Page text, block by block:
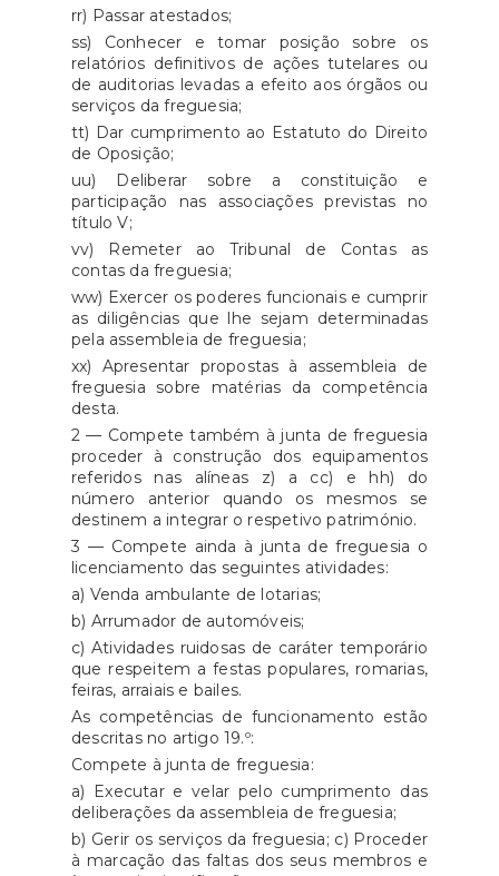
rr) Passar atestados;
ss) Conhecer e tomar posição sobre os
relatórios definitivos de ações tutelares ou
de auditorias levadas a efeito aos órgãos ou
serviços da freguesia;
tt) Dar cumprimento ao Estatuto do Direito
de Oposição;
uu) Deliberar sobre a constituição e
participação nas associações previstas no
título V;
vv) Remeter ao Tribunal de Contas as
contas da freguesia;
ww) Exercer os poderes funcionais e cumprir
as diligências que lhe sejam determinadas
pela assembleia de freguesia;
xx) Apresentar propostas à assembleia de
freguesia sobre matérias da competência
desta.
2 — Compete também à junta de freguesia
proceder à construção dos equipamentos
referidos nas alíneas z) a cc) e hh) do
número anterior quando os mesmos se
destinem a integrar o respetivo património.
3 — Compete ainda à junta de freguesia o
licenciamento das seguintes atividades:
a) Venda ambulante de lotarias;
b) Arrumador de automóveis;
c) Atividades ruidosas de caráter temporário
que respeitem a festas populares, romarias,
feiras, arraiais e bailes.
As competências de funcionamento estão
descritas no artigo 19.º:
Compete à junta de freguesia:
a) Executar e velar pelo cumprimento das
deliberações da assembleia de freguesia;
b) Gerir os serviços da freguesia; c) Proceder
à marcação das faltas dos seus membros e